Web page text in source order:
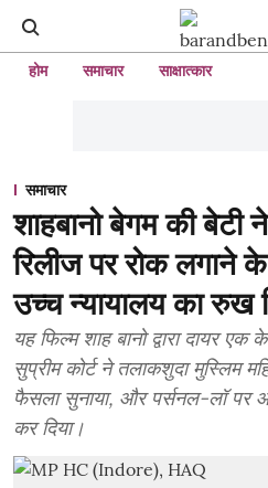
होम समाचार साक्षात्कार
समाचार
शाहबानो बेगम की
रिलीज पर रोक लगाने
उच्च न्यायालय का रुख
यह फिल्म शाह बानो द्वारा दायर
सुप्रीम कोर्ट ने तलाकशुदा मुस्लिम
फैसला सुनाया, और पर्सनल-लॉ पर
कर दिया।